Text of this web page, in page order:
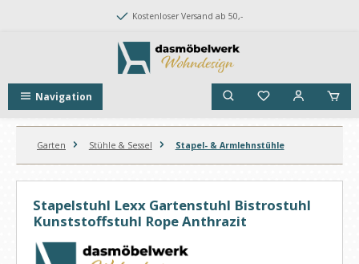
Zum Hauptinhalt springenKostenloser Versand ab 50,-
Navigation
Garten Stühle & Sessel Stapel- & Armlehnstühle
Stapelstuhl Lexx Gartenstuhl Bistrostuhl
Kunststoffstuhl Rope Anthrazit